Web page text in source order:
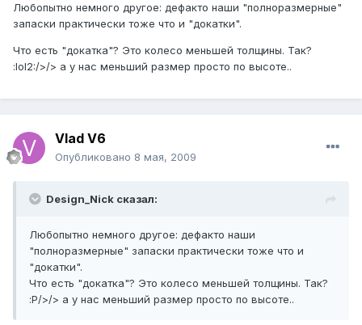
Любопытно немного другое: дефакто наши "полноразмерные"
запаски практически тоже что и "докатки".
Что есть "докатка"? Это колесо меньшей толщины. Так?
:lol2:/>/> а у нас меньший размер просто по высоте..
Vlad V6
Опубликовано 8 мая, 2009
Design_Nick сказал:
Любопытно немного другое: дефакто наши
"полноразмерные" запаски практически тоже что и
"докатки".
Что есть "докатка"? Это колесо меньшей толщины. Так?
:P/>/> а у нас меньший размер просто по высоте..